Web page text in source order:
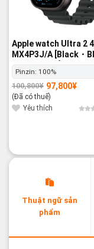
Apple watch Ultra 2
MX4P3J/A [Black・
Ocean Band]
Nguyên hộp
Pinzin: 100%
100,800¥
Giá
gốc
là:
100,800¥.
97,800¥
Giá
hiện
tại
là:
97,800¥.
(Đã có thuế)
Yêu thích
Thuật ngữ sản
phẩm